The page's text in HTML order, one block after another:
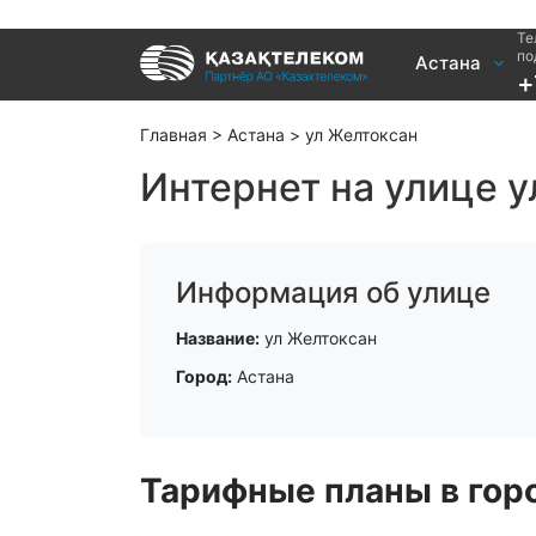
Астана
Услуги
Интернет и ТВ в частном доме
Интернет
Главная > Астана > ул Желтоксан
Интернет на улице
Информация об улице
Название: ул Желтоксан
Город: Астана
Тарифные планы в